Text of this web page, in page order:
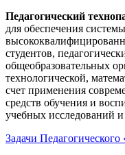
Педагогический
для обеспечения
студентов,
общеобразовательных
технологической,
счет применения
средств обучения и
учебных исследований и
Задачи